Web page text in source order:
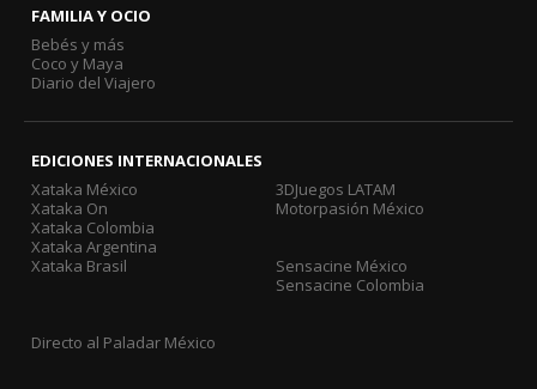
FAMILIA Y OCIO
Bebés y más
Coco y Maya
Diario del Viajero
EDICIONES INTERNACIONALES
Xataka México
Xataka On
Xataka Colombia
Xataka Argentina
Xataka Brasil
3DJuegos LATAM
Motorpasión México
Sensacine México
Sensacine Colombia
Directo al Paladar México